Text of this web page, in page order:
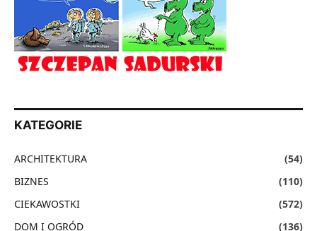
KATEGORIE
ARCHITEKTURA
(54)
BIZNES
(110)
CIEKAWOSTKI
(572)
DOM I OGRÓD
(136)